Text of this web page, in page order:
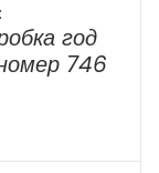
год
746